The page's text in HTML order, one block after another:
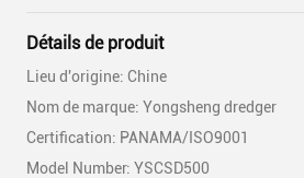
Détails de produit
Lieu d'origine: Chine
Nom de marque: Yongsheng dredger
Certification: PANAMA/ISO9001
Model Number: YSCSD500